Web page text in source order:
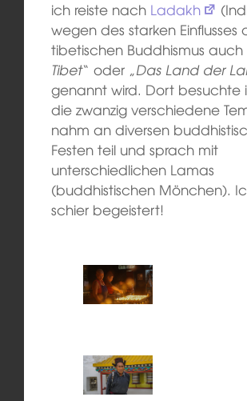
ich reiste nach Ladakh
wegen des starken Einflusses
tibetischen Buddhismus auch
Tibet“ oder „Das Land der
genannt wird. Dort besuchte
die zwanzig verschiedene
nahm an diversen
Festen teil und sprach mit
unterschiedlichen Lamas
(buddhistischen Mönchen).
schier begeistert!